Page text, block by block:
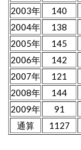
2003年
140
2004年
138
2005年
145
2006年
142
2007年
121
2008年
144
2009年
91
通算
1127